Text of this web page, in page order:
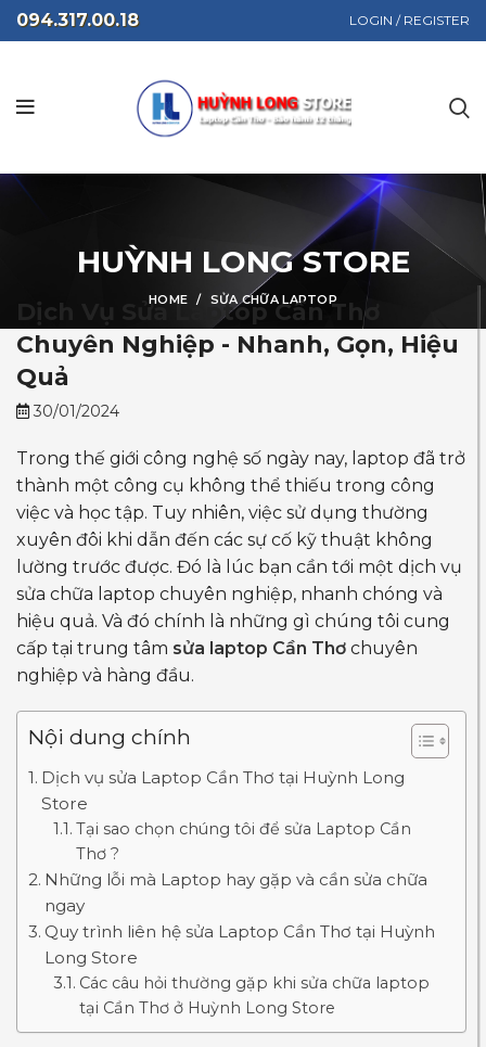
094.317.00.18 LOGIN / REGISTER
HUỲNH LONG STORE
HOME SỬA CHỮA LAPTOP
Dịch Vụ Sửa Laptop Cần Thơ
Chuyên Nghiệp - Nhanh, Gọn, Hiệu
Quả
30/01/2024
Trong thế giới công nghệ số ngày nay, laptop đã trở
thành một công cụ không thể thiếu trong công
việc và học tập. Tuy nhiên, việc sử dụng thường
xuyên đôi khi dẫn đến các sự cố kỹ thuật không
lường trước được. Đó là lúc bạn cần tới một dịch vụ
sửa chữa laptop chuyên nghiệp, nhanh chóng và
hiệu quả. Và đó chính là những gì chúng tôi cung
cấp tại trung tâm sửa laptop Cần Thơ chuyên
nghiệp và hàng đầu.
Nội dung chính
Dịch vụ sửa Laptop Cần Thơ tại Huỳnh Long
Store
Tại sao chọn chúng tôi để sửa Laptop Cần
Thơ ?
Những lỗi mà Laptop hay gặp và cần sửa chữa
ngay
Quy trình liên hệ sửa Laptop Cần Thơ tại Huỳnh
Long Store
Các câu hỏi thường gặp khi sửa chữa laptop
tại Cần Thơ ở Huỳnh Long Store